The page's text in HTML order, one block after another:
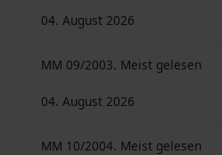
04. August 2026
MM 09/2003. Meist gelesen
04. August 2026
MM 10/2004. Meist gelesen